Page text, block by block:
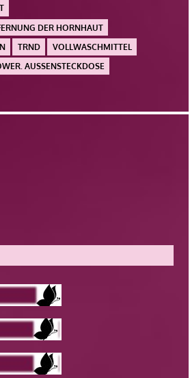
DER HORNHAUT
TRND
VOLLWASCHMITTEL
AUSSENSTECKDOSE